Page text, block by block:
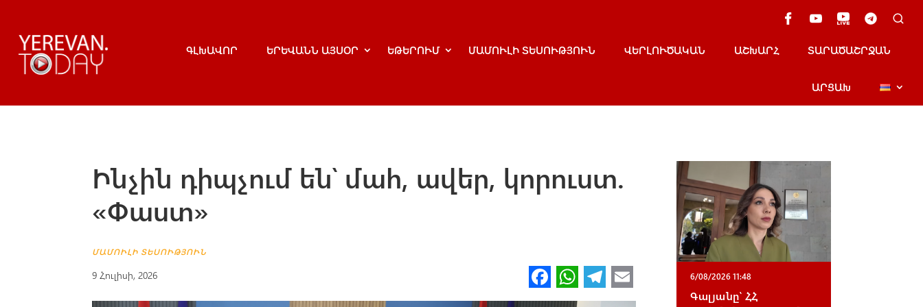
ԳԼԽԱՎՈՐ ԵՐԵՎԱՆՆ ԱՅՍՕՐ ԵԹԵՐՈՒՄ ՄԱՄՈՒԼԻ ՏԵՍՈՒԹՅՈՒՆ ՎԵՐԼՈՒԾԱԿԱՆ ԱՇԽԱՐՀ ՏԱՐԱԾԱՇՐՋԱՆ
ԱՐՑԱԽ
Ինչին դիպչում են՝ մահ, ավեր, կորուստ.
«Փաստ»
ՄԱՄՈՒԼԻ ՏԵՍՈՒԹՅՈՒՆ
9 Հուլիսի, 2026 Fa
ce
W
h
Te
le m
6/08/2026 11:48
Գալյանը՝ ՀՀ